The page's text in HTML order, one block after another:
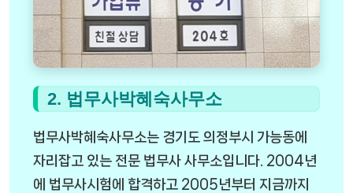
2. 법무사박혜숙사무소
법무사박혜숙사무소는 경기도 의정부시 가능동에
자리잡고 있는 전문 법무사 사무소입니다. 2004년
에 법무사시험에 합격하고 2005년부터 지금까지